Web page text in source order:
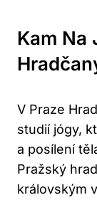
Kam Na
V Praze
studií jógy,
a posílení
Pražský
královským